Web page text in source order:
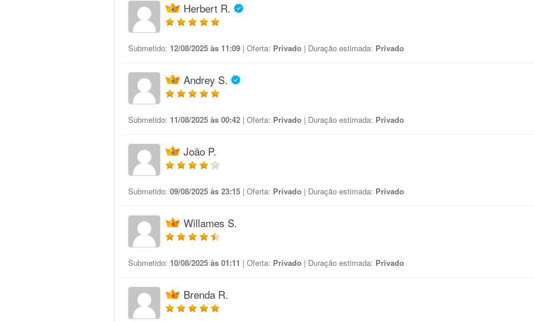
Herbert R.
Submetido: 12/08/2025 às 11:09 | Oferta: Privado | Duração estimada: Privado
Andrey S.
Submetido: 11/08/2025 às 00:42 | Oferta: Privado | Duração estimada: Privado
João P.
Submetido: 09/08/2025 às 23:15 | Oferta: Privado | Duração estimada: Privado
Willames S.
Submetido: 10/08/2025 às 01:11 | Oferta: Privado | Duração estimada: Privado
Brenda R.